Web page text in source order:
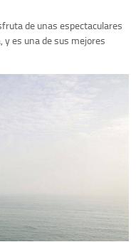
de unas espectaculares
es una de sus mejores